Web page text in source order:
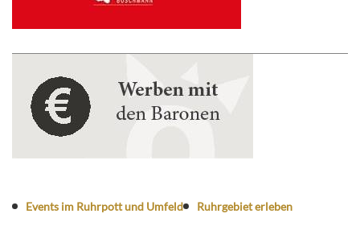
Events im Ruhrpott und Umfeld
Ruhrgebiet erleben